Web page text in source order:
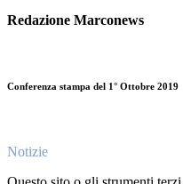
Redazione Marconews
Conferenza stampa del 1° Ottobre 2019
Notizie